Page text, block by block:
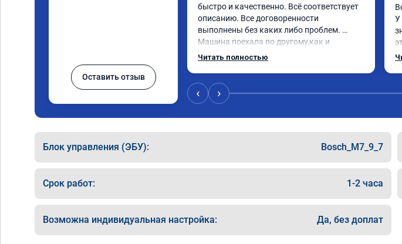
Оставить отзыв
быстро и качественно. Всё соответствует
описанию. Все договоренности
выполнены без каких либо проблем.
Машина поехала по другому,как и
обещали. Всё понравилось. Рекомендую
Читать полностью
У
‹ ›
Блок управления (ЭБУ): Bosch_M7_9_7
Срок работ: 1-2 часа
Возможна индивидуальная настройка: Да, без доплат